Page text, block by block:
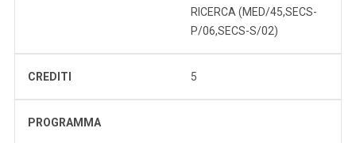
RICERCA (MED/45,SECS-
P/06,SECS-S/02)
CREDITI 5
PROGRAMMA